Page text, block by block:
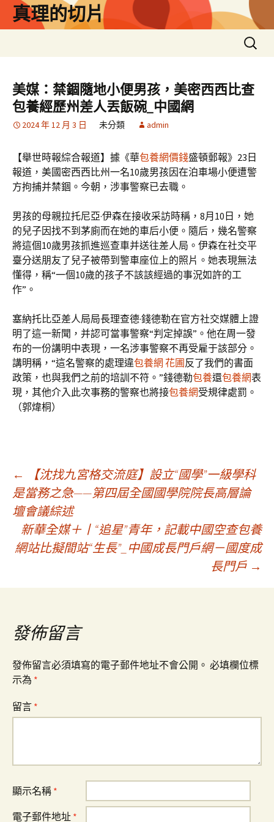
真理的切片
搜
尋
鍵
字:
美媒：禁錮隨地小便男孩，美密西西比查
包養經歷州差人丟飯碗_中國網
2024 年 12 月 3 日 未分類 admin
【舉世時報綜合報道】據《華包養網價錢盛頓郵報》23日
報道，美國密西西比州一名10歲男孩因在泊車場小便遭警
方拘捕并禁錮。今朝，涉事警察已去職。
男孩的母親拉托尼亞·伊森在接收采訪時稱，8月10日，她
的兒子因找不到茅廁而在她的車后小便。隨后，幾名警察
將這個10歲男孩抓進巡查車并送往差人局。伊森在社交平
臺分送朋友了兒子被帶到警車座位上的照片。她表現無法
懂得，稱“一個10歲的孩子不該該經過的事況如許的工
作”。
塞納托比亞差人局局長理查德·錢德勒在官方社交媒體上證
明了這一新聞，并認可當事警察“判定掉誤”。他在周一發
布的一份講明中表現，一名涉事警察不再受雇于該部分。
講明稱，“這名警察的處理違包養網 花圃反了我們的書面
政策，也與我們之前的培訓不符。”錢德勒包養還包養網表
現，其他介入此次事務的警察也將接包養網受規律處罰。
（郭煒桐）
文
章
導
覽
←
【沈找九宮格交流庭】設立“國學”一級學科
是當務之急——第四屆全國國學院院長高層論
壇會議綜述
新華全媒＋丨“追星”青年，記載中國空查包養
網站比擬間站“生長”_中國成長門戶網－國度成
長門戶 →
發佈留言
發佈留言必須填寫的電子郵件地址不會公開。 必填欄位標
示為 *
留言 *
顯示名稱 *
電子郵件地址 *